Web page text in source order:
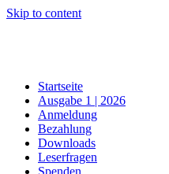
Skip to content
Startseite
Ausgabe 1 | 2026
Anmeldung
Bezahlung
Downloads
Leserfragen
Spenden